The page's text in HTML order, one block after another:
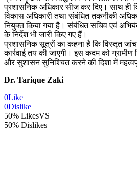
प्रशासनिक अधिकार सीज कर दिए। साथ ही
विकास अधिकारी तथा संबंधित तकनीकी
नियुक्त किया गया है। संबंधित सचिव एवं
के निर्देश भी जारी किए गए हैं।
प्रशासनिक सूत्रों का कहना है कि विस्तृत
कार्रवाई तय की जाएगी। इस कदम को ग्रामीण
और सुशासन सुनिश्चित करने की दिशा में
Dr. Tarique Zaki
0Like
0Dislike
50% LikesVS
50% Dislikes